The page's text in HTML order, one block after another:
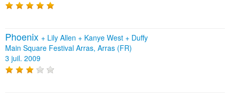
Phoenix + Lily Allen + Kanye West + Duffy
Main Square Festival Arras, Arras (FR)
3 juil. 2009